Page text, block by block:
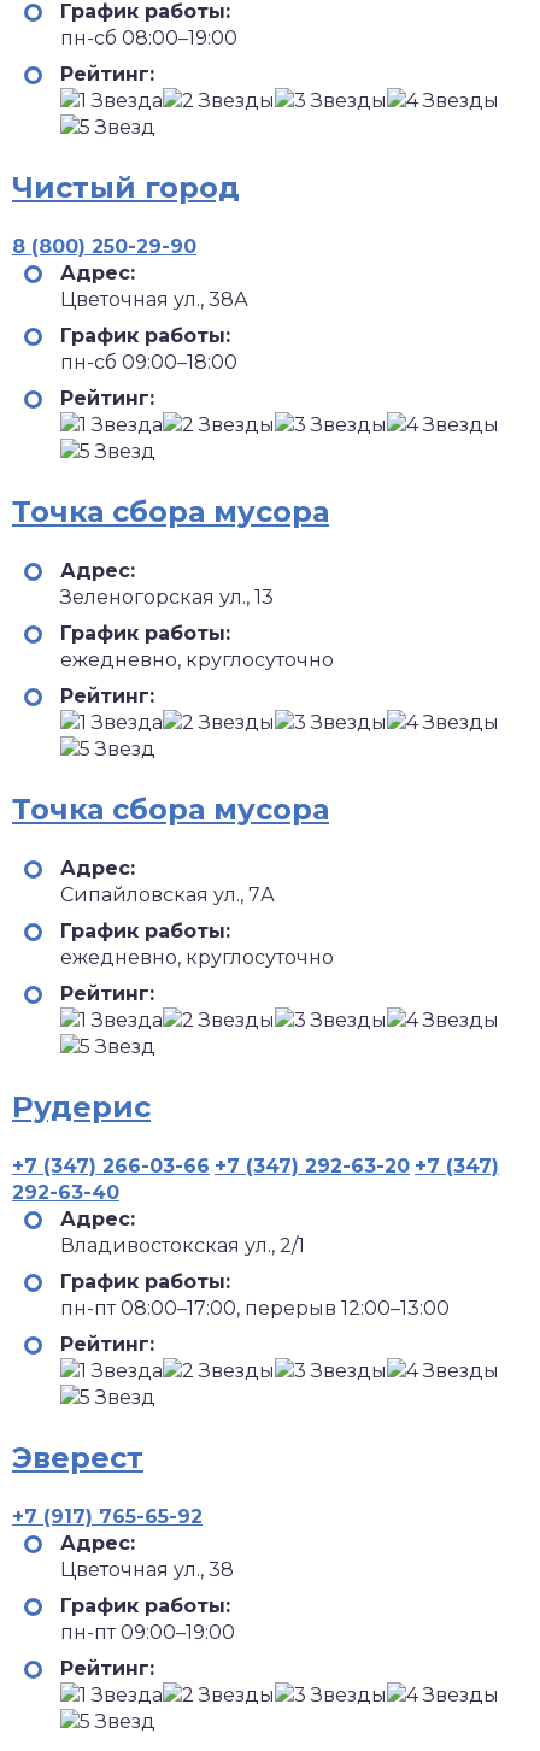
График работы:
пн-сб 08:00–19:00
Рейтинг:
Чистый город
8 (800) 250-29-90
Адрес:
Цветочная ул., 38А
График работы:
пн-сб 09:00–18:00
Рейтинг:
Точка сбора мусора
Адрес:
Зеленогорская ул., 13
График работы:
ежедневно, круглосуточно
Рейтинг:
Точка сбора мусора
Адрес:
Сипайловская ул., 7А
График работы:
ежедневно, круглосуточно
Рейтинг:
Рудерис
+7 (347) 266-03-66 +7 (347) 292-63-20 +7 (347)
292-63-40
Адрес:
Владивостокская ул., 2/1
График работы:
пн-пт 08:00–17:00, перерыв 12:00–13:00
Рейтинг:
Эверест
+7 (917) 765-65-92
Адрес:
Цветочная ул., 38
График работы:
пн-пт 09:00–19:00
Рейтинг: